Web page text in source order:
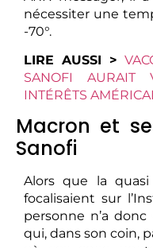
nécessiter une
-70°.
LIRE AUSSI >
SANOFI AURAIT
INTÉRÊTS
Macron et
Sanofi
Alors que la
focalisaient sur
personne n’a
qui, dans son coin,